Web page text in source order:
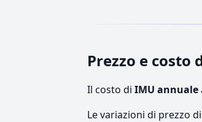
Prezzo e costo
Il costo di IMU annuale
Le variazioni di prezzo